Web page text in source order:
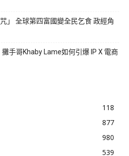
」 全球第四富國變全民乞食 政經角
手哥Khaby Lame如何引爆 IP X 電商
118
877
980
539